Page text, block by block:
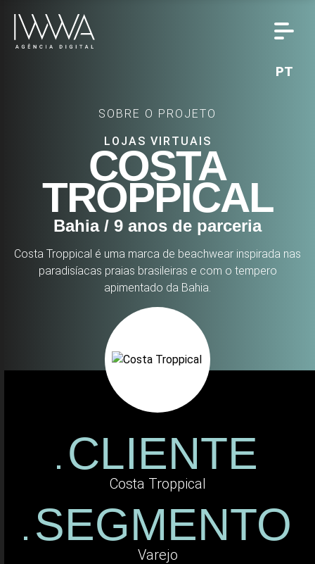
PT
SOBRE O PROJETO
LOJAS VIRTUAIS
COSTA
TROPPICAL
Bahia / 9 anos de parceria
Costa Troppical é uma marca de beachwear inspirada nas
paradisíacas praias brasileiras e com o tempero
apimentado da Bahia.
CLIENTE
Costa Troppical
SEGMENTO
Varejo